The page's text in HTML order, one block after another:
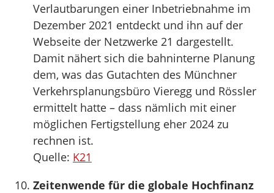
Verlautbarungen einer Inbetriebnahme im
Dezember 2021 entdeckt und ihn auf der
Webseite der Netzwerke 21 dargestellt.
Damit nähert sich die bahninterne Planung
dem, was das Gutachten des Münchner
Verkehrsplanungsbüro Vieregg und Rössler
ermittelt hatte – dass nämlich mit einer
möglichen Fertigstellung eher 2024 zu
rechnen ist.
Quelle: K21
Zeitenwende für die globale Hochfinanz